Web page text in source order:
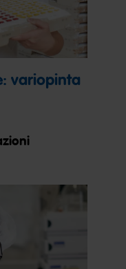
variopinta